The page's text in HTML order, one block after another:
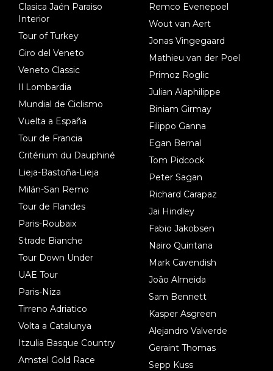
Clasica Jaén Paraiso
Interior
Tour of Turkey
Giro del Veneto
Veneto Classic
Il Lombardia
Mundial de Ciclismo
Vuelta a España
Tour de Francia
Critérium du Dauphiné
Lieja-Bastoña-Lieja
Milán-San Remo
Tour de Flandes
Paris-Roubaix
Strade Bianche
Tour Down Under
UAE Tour
Paris-Niza
Tirreno Adriatico
Volta a Catalunya
Itzulia Basque Country
Amstel Gold Race
Remco Evenepoel
Wout van Aert
Jonas Vingegaard
Mathieu van der Poel
Primoz Roglic
Julian Alaphilippe
Biniam Girmay
Filippo Ganna
Egan Bernal
Tom Pidcock
Peter Sagan
Richard Carapaz
Jai Hindley
Fabio Jakobsen
Nairo Quintana
Mark Cavendish
João Almeida
Sam Bennett
Kasper Asgreen
Alejandro Valverde
Geraint Thomas
Sepp Kuss